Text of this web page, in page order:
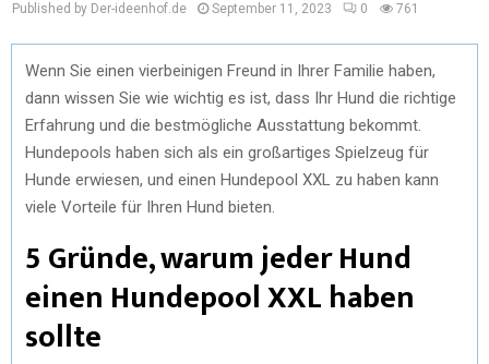
Published by Der-ideenhof.de September 11, 2023 0 761
Wenn Sie einen vierbeinigen Freund in Ihrer Familie haben,
dann wissen Sie wie wichtig es ist, dass Ihr Hund die richtige
Erfahrung und die bestmögliche Ausstattung bekommt.
Hundepools haben sich als ein großartiges Spielzeug für
Hunde erwiesen, und einen Hundepool XXL zu haben kann
viele Vorteile für Ihren Hund bieten.
5 Gründe, warum jeder Hund
einen Hundepool XXL haben
sollte